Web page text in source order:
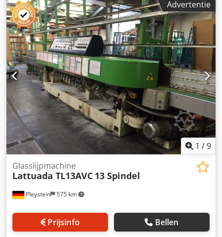
Advertentie
1 /9
Pleystein 575 km
Glasslijpmachine
Lattuada TL13AVC 13 Spindel
Prijsinfo Bellen